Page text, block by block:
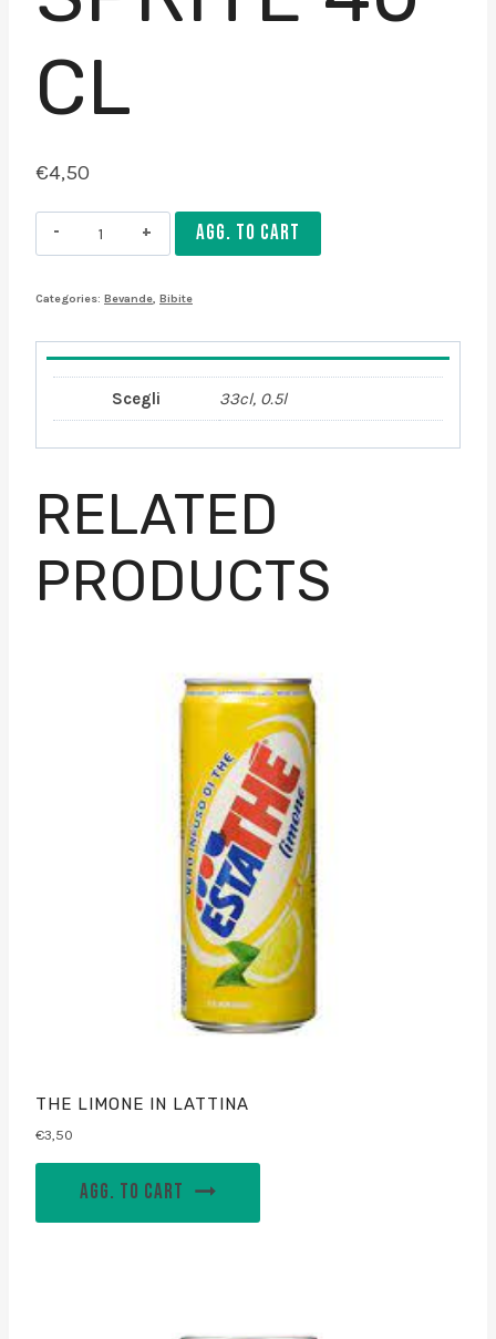
CL
€4,50
40
quantity
AGG. TO CART
Categories: Bevande Bibite
Scegli 33cl, 0.5l
RELATED
PRODUCTS
THE LIMONE IN LATTINA
€3,50
AGG. TO CART